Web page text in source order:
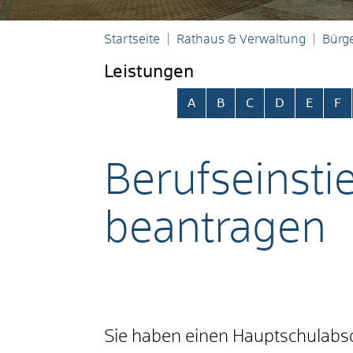
Startseite Rathaus & Verwaltung
Leistungen
Alphabetisches Register
A B C D E F
beantragen
Sie haben einen